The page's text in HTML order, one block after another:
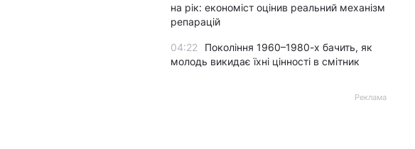
на рік: економіст оцінив реальний механізм
репарацій
04:22
Покоління 1960–1980-х бачить, як
молодь викидає їхні цінності в смітник
Реклама